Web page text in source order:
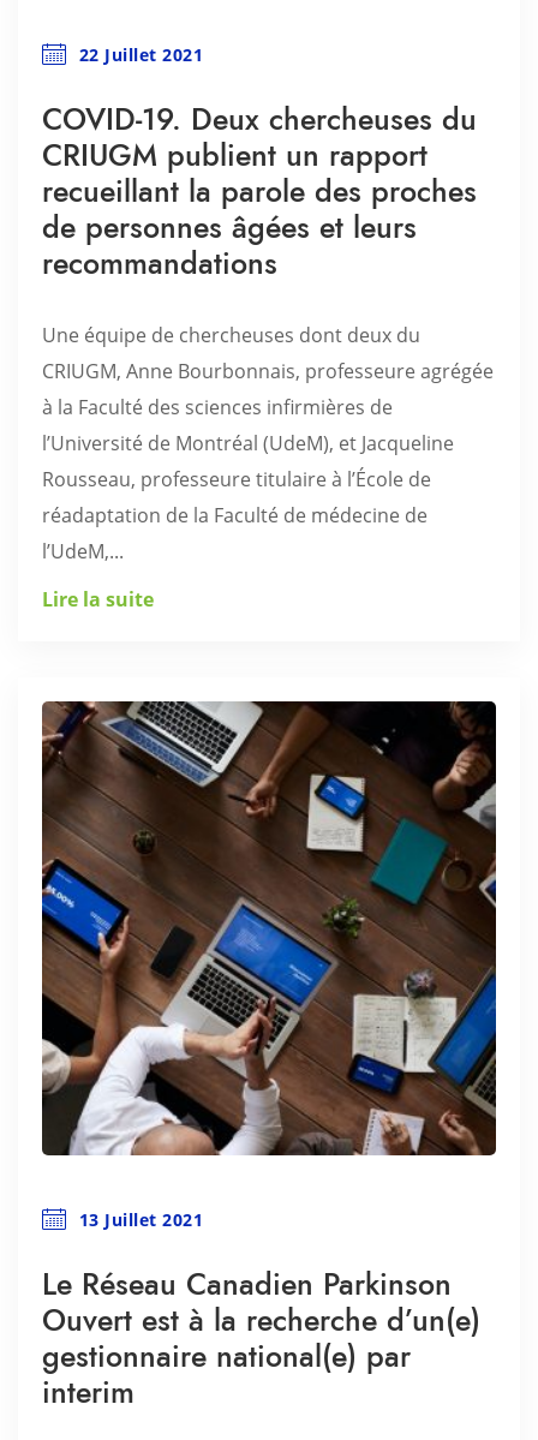
22 Juillet 2021
COVID-19. Deux chercheuses du
CRIUGM publient un rapport
recueillant la parole des proches
de personnes âgées et leurs
recommandations
Une équipe de chercheuses dont deux du
CRIUGM, Anne Bourbonnais, professeure agrégée
à la Faculté des sciences infirmières de
l’Université de Montréal (UdeM), et Jacqueline
Rousseau, professeure titulaire à l’École de
réadaptation de la Faculté de médecine de
l’UdeM,...
Lire la suite
13 Juillet 2021
Le Réseau Canadien Parkinson
Ouvert est à la recherche d’un(e)
gestionnaire national(e) par
interim